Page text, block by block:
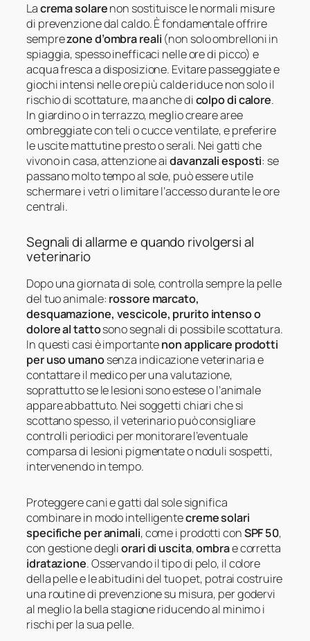
Lacrema solarenon sostituisce le normali misure
di prevenzione dal caldo. È fondamentale offrire
semprezone d’ombra reali (non solo ombrelloni in
spiaggia, spesso inefficaci nelle ore di picco) e
acqua fresca a disposizione. Evitare passeggiate e
giochi intensi nelle ore più calde riduce non solo il
rischio di scottature, ma anche dicolpo di calore.
In giardino o in terrazzo, meglio creare aree
ombreggiate con teli o cucce ventilate, e preferire
le uscite mattutine presto o serali. Nei gatti che
vivono in casa, attenzione aidavanzali esposti: se
passano molto tempo al sole, può essere utile
schermare i vetri o limitare l’accesso durante le ore
centrali.
Segnali di allarme e quando rivolgersi al
veterinario
Dopo una giornata di sole, controlla sempre la pelle
del tuo animale: rossore marcato,
desquamazione, vescicole, prurito intenso o
dolore al tattosono segnali di possibile scottatura.
In questi casi è importantenon applicare prodotti
per uso umanosenza indicazione veterinaria e
contattare il medico per una valutazione,
soprattutto se le lesioni sono estese o l’animale
appare abbattuto. Nei soggetti chiari che si
scottano spesso, il veterinario può consigliare
controlli periodici per monitorare l’eventuale
comparsa di lesioni pigmentate o noduli sospetti,
intervenendo in tempo.
Proteggere cani e gatti dal sole significa
combinare in modo intelligentecreme solari
specifiche per animali, come i prodotti conSPF 50,
con gestione degliorari di uscita,ombrae corretta
idratazione. Osservando il tipo di pelo, il colore
della pelle e le abitudini del tuo pet, potrai costruire
una routine di prevenzione su misura, per godervi
al meglio la bella stagione riducendo al minimo i
rischi per la sua pelle.